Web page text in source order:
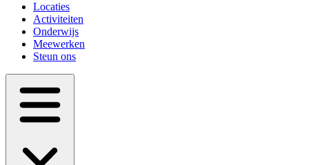
Locaties
Activiteiten
Onderwijs
Meewerken
Steun ons